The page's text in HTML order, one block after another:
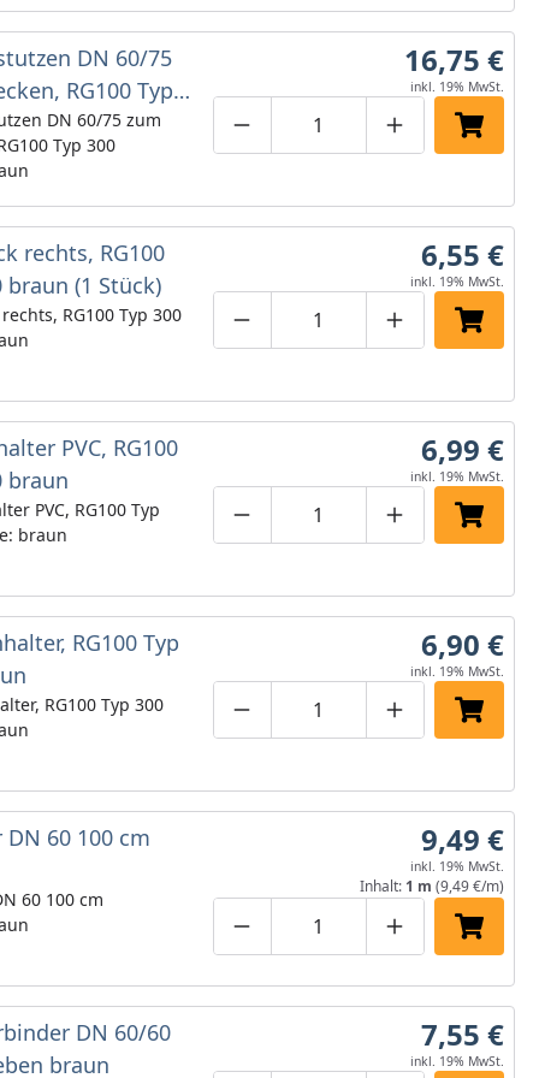
60 mm
DN 60/75
RG100 Typ
DN 60/75 zum
Typ 300
Produktmenge um eins
Produktmenge manuell
Produktmenge
In den
16,75 €
inkl. 19% MwSt.
rechts, RG100
braun (1 Stück)
RG100 Typ 300
Produktmenge um eins
Produktmenge manuell
Produktmenge
In den
6,55 €
inkl. 19% MwSt.
PVC, RG100
braun
PVC, RG100 Typ
braun
Produktmenge um eins
Produktmenge manuell
Produktmenge
In den
6,99 €
inkl. 19% MwSt.
RG100 Typ
RG100 Typ 300
Produktmenge um eins
Produktmenge manuell
Produktmenge
In den
6,90 €
inkl. 19% MwSt.
DN 60 100 cm
60 100 cm
Produktmenge um eins
Produktmenge manuell
Produktmenge
In den
9,49 €
inkl. 19% MwSt.
Inhalt: 1 m (9,49 €/m)
DN 60/60
braun
7,55 €
inkl. 19% MwSt.